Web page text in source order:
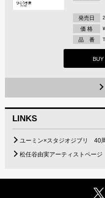
発売日
価 格
品 番
BUY
LINKS
ユーミン×スタジオジブリ 40
松任谷由実アーティストページ